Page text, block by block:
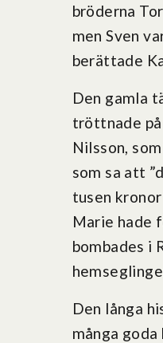
bröderna
men Sven
berättade
Den gamla
tröttnade
Nilsson,
som sa att
tusen
Marie hade
bombades i
Den långa
många